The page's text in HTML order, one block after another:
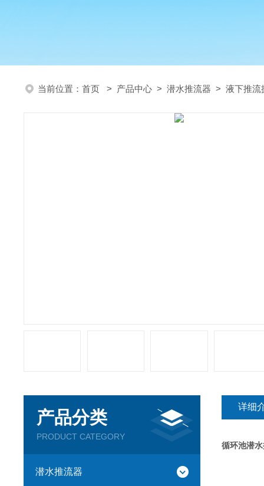
当前位置： 首页 > 产品中心 > 潜水推流器 > 液下推流
产品分类
PRODUCT CATEGORY
潜水推流器
详细
循环池潜